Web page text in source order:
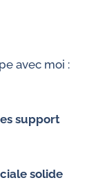
avec moi :
support
solide